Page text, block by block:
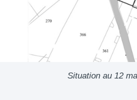
Situation au 12